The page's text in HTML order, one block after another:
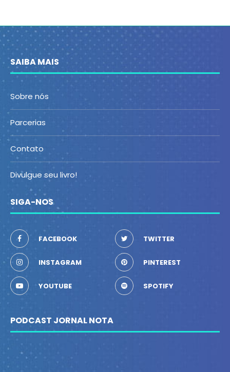
SAIBA MAIS
Sobre nós
Parcerias
Contato
Divulgue seu livro!
SIGA-NOS
FACEBOOK TWITTER
INSTAGRAM PINTEREST
YOUTUBE SPOTIFY
PODCAST JORNAL NOTA